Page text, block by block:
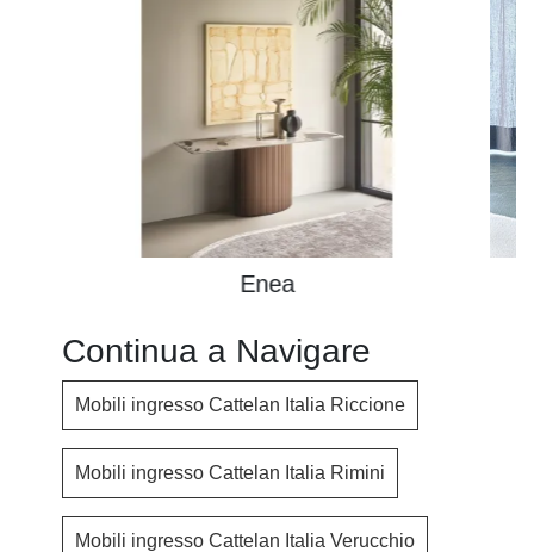
Enea
Continua a Navigare
Mobili ingresso Cattelan Italia Riccione
Mobili ingresso Cattelan Italia Rimini
Mobili ingresso Cattelan Italia Verucchio